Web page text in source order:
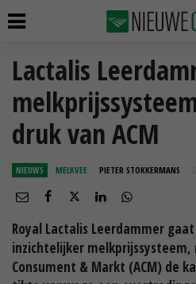
Lactalis
druk van ACM
NIEUWS MELKVEE PIETER STOKKERMANS
Royal Lactalis Leerdammer
inzichtelijker
Consument & Markt (ACM) de